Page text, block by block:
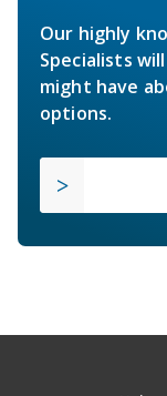
Our highly
Specialists
might have
options.